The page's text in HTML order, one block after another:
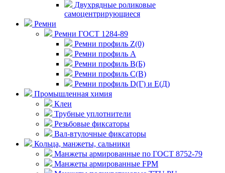
Двухрядные роликовые
самоцентрирующиеся
Ремни
Ремни ГОСТ 1284-89
Ремни профиль Z(0)
Ремни профиль А
Ремни профиль В(Б)
Ремни профиль С(В)
Ремни профиль D(Г) и E(Д)
Промышленная химия
Клеи
Трубные уплотнители
Резьбовые фиксаторы
Вал-втулочные фиксаторы
Кольца, манжеты, сальники
Манжеты армированные по ГОСТ 8752-79
Манжеты армированные FPM